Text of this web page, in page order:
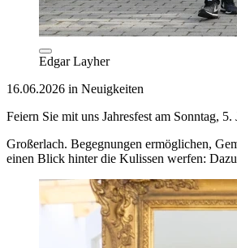
Edgar Layher
16.06.2026 in Neuigkeiten
Feiern Sie mit uns Jahresfest am Sonntag, 5.
Großerlach. Begegnungen ermöglichen,
einen Blick hinter die Kulissen werfen: